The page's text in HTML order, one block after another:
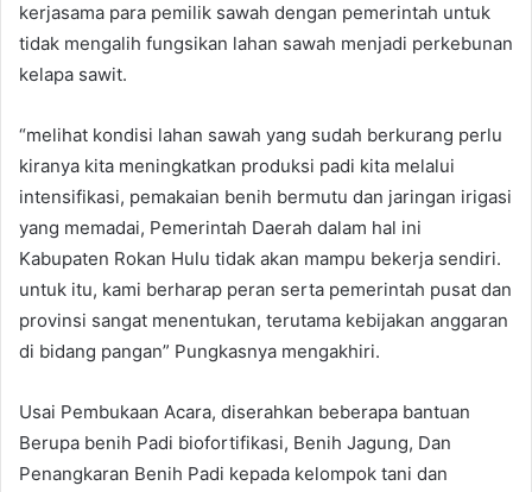
kerjasama para pemilik sawah dengan pemerintah untuk
tidak mengalih fungsikan lahan sawah menjadi perkebunan
kelapa sawit.
“melihat kondisi lahan sawah yang sudah berkurang perlu
kiranya kita meningkatkan produksi padi kita melalui
intensifikasi, pemakaian benih bermutu dan jaringan irigasi
yang memadai, Pemerintah Daerah dalam hal ini
Kabupaten Rokan Hulu tidak akan mampu bekerja sendiri.
untuk itu, kami berharap peran serta pemerintah pusat dan
provinsi sangat menentukan, terutama kebijakan anggaran
di bidang pangan” Pungkasnya mengakhiri.
Usai Pembukaan Acara, diserahkan beberapa bantuan
Berupa benih Padi biofortifikasi, Benih Jagung, Dan
Penangkaran Benih Padi kepada kelompok tani dan